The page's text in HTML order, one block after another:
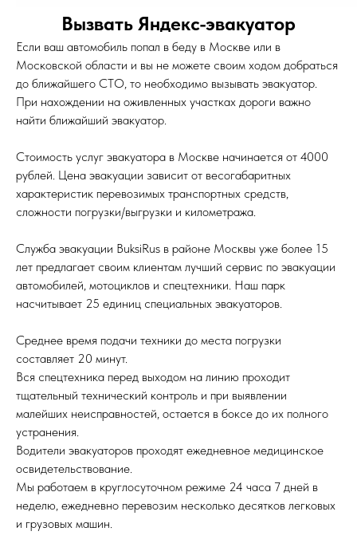
Вызвать Яндекс-эвакуатор
Если ваш автомобиль попал в беду в Москве или в
Московской области и вы не можете своим ходом добраться
до ближайшего СТО, то необходимо вызывать эвакуатор.
При нахождении на оживленных участках дороги важно
найти ближайший эвакуатор.
Стоимость услуг эвакуатора в Москве начинается от 4000
рублей. Цена эвакуации зависит от весогабаритных
характеристик перевозимых транспортных средств,
сложности погрузки/выгрузки и километража.
Служба эвакуации BuksiRus в районе Москвы уже более 15
лет предлагает своим клиентам лучший сервис по эвакуации
автомобилей, мотоциклов и спецтехники. Наш парк
насчитывает 25 единиц специальных эвакуаторов.
Среднее время подачи техники до места погрузки
составляет 20 минут.
Вся спецтехника перед выходом на линию проходит
тщательный технический контроль и при выявлении
малейших неисправностей, остается в боксе до их полного
устранения.
Водители эвакуаторов проходят ежедневное медицинское
освидетельствование.
Мы работаем в круглосуточном режиме 24 часа 7 дней в
неделю, ежедневно перевозим несколько десятков легковых
и грузовых машин.